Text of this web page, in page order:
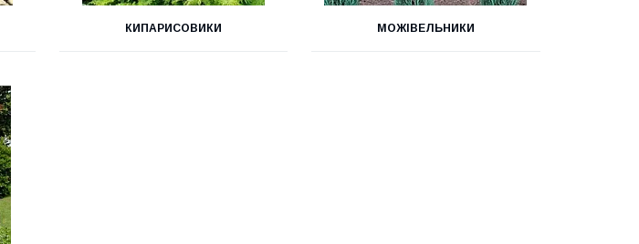
КИПАРИСОВИКИ МОЖІВЕЛЬНИКИ